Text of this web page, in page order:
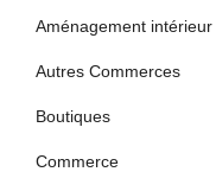
Aménagement intérieur
Autres Commerces
Boutiques
Commerce